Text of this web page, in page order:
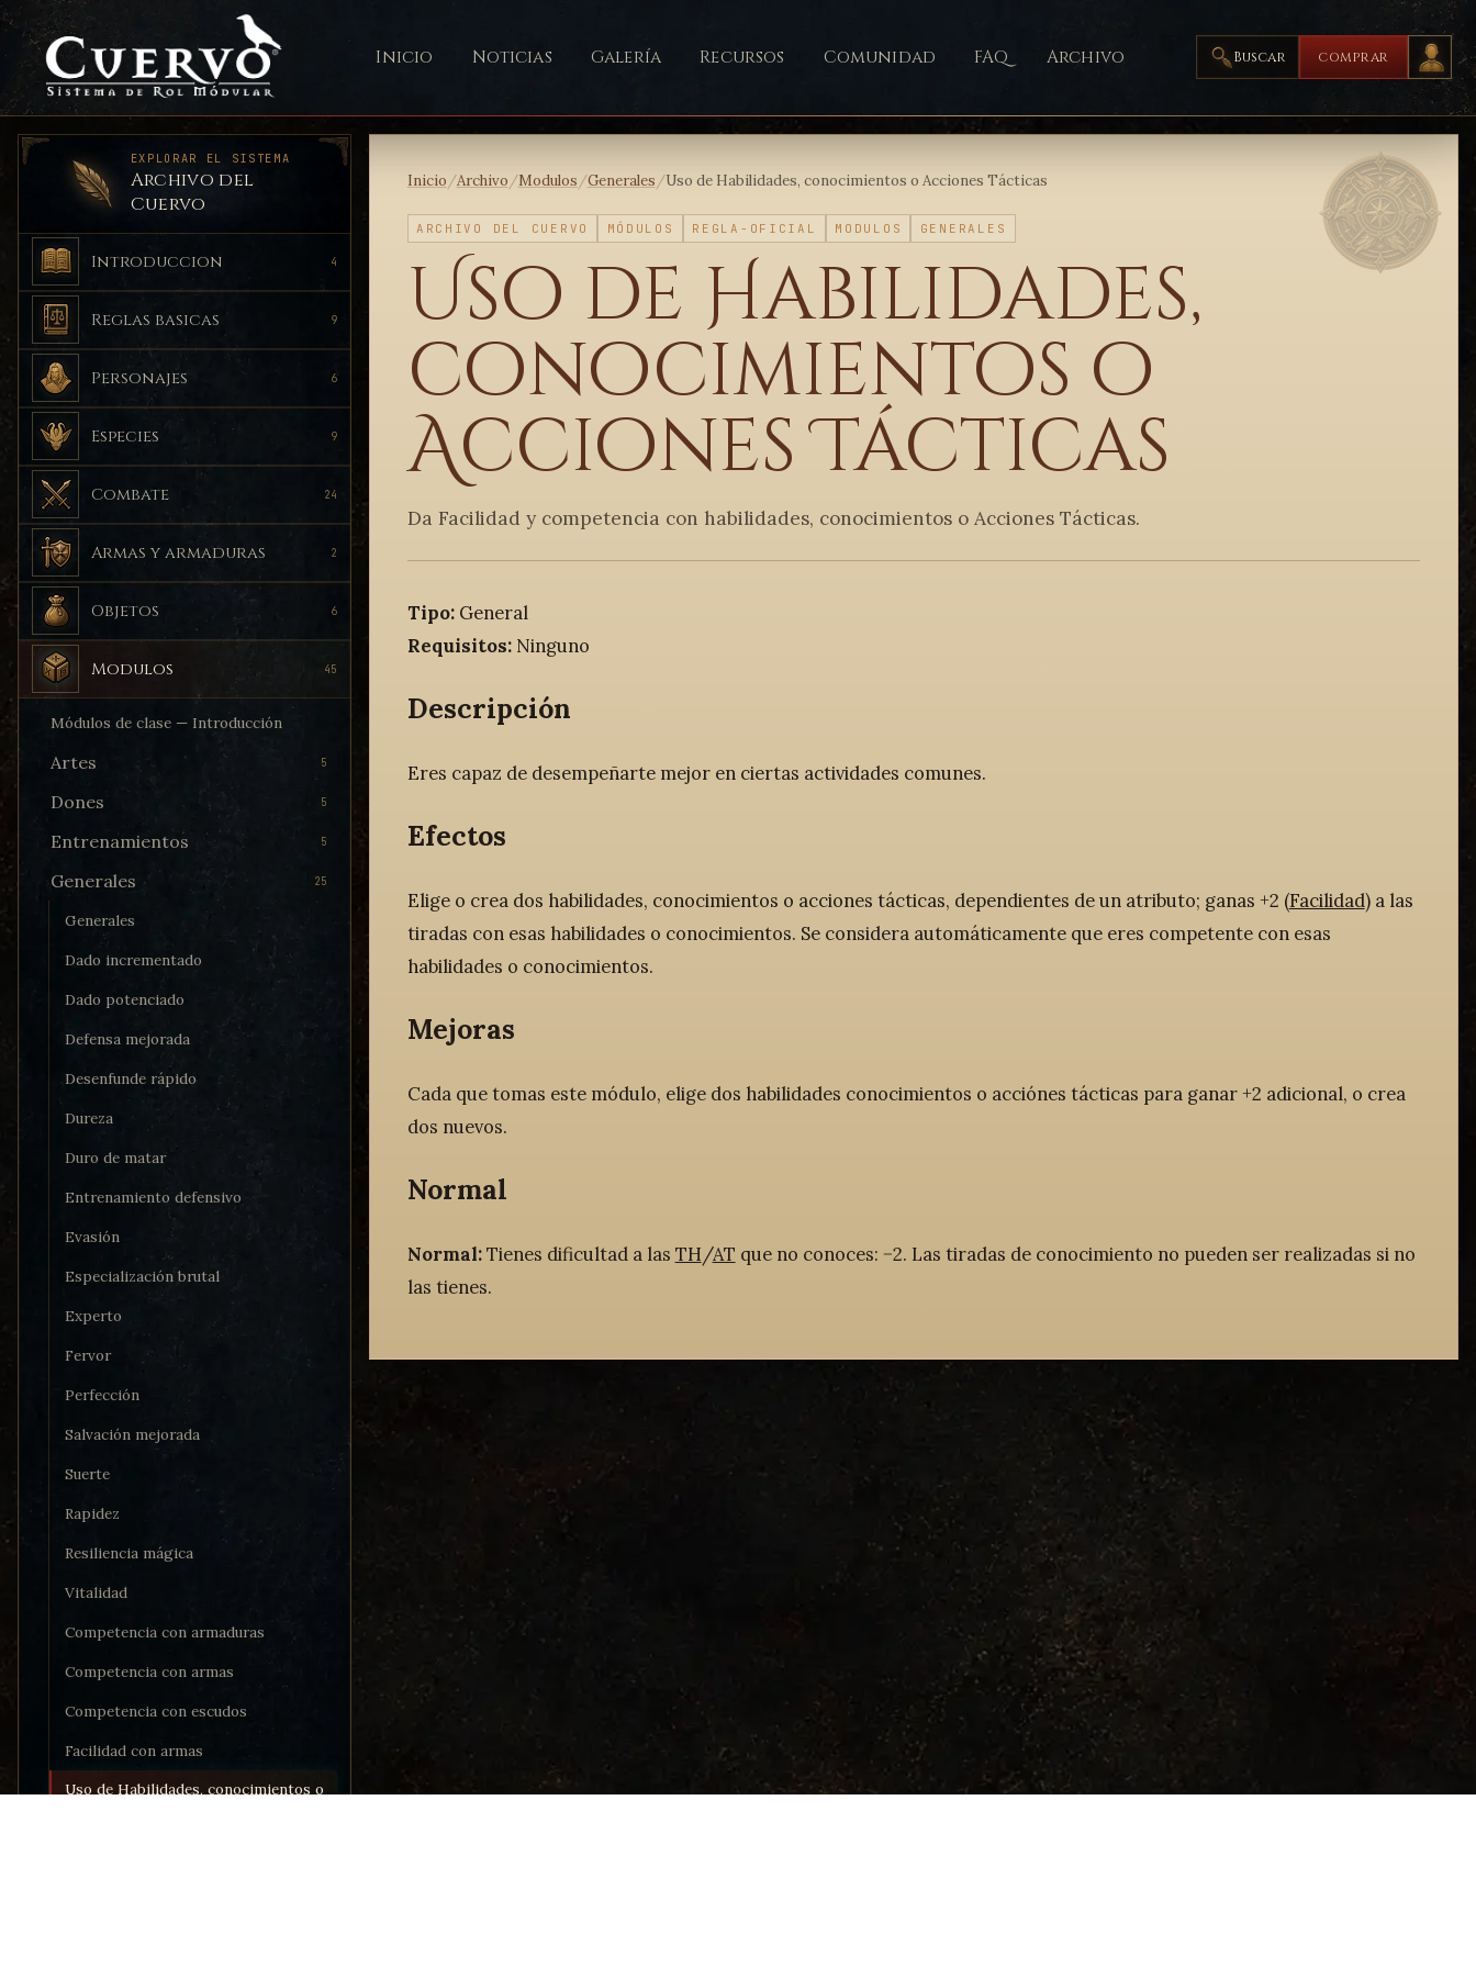
Inicio Noticias Galería Recursos Comunidad FAQ Archivo Buscar COMPRAR
EXPLORAR EL SISTEMA
Archivo del
Cuervo
Introduccion 4
Reglas basicas 9
Personajes 6
Especies 9
Combate 24
Armas y armaduras 2
Objetos 6
Modulos 45
Módulos de clase — Introducción
Artes 5
Dones 5
Entrenamientos 5
Generales 25
Generales
Dado incrementado
Dado potenciado
Defensa mejorada
Desenfunde rápido
Dureza
Duro de matar
Entrenamiento defensivo
Evasión
Especialización brutal
Experto
Fervor
Perfección
Salvación mejorada
Suerte
Rapidez
Resiliencia mágica
Vitalidad
Competencia con armaduras
Competencia con armas
Competencia con escudos
Facilidad con armas
Uso de Habilidades, conocimientos o
Inicio/Archivo/Modulos/Generales/Uso de Habilidades, conocimientos o Acciones Tácticas
ARCHIVO DEL CUERVO MÓDULOS REGLA-OFICIAL MODULOS GENERALES
Uso de Habilidades,
conocimientos o
Acciones Tácticas
Da Facilidad y competencia con habilidades, conocimientos o Acciones Tácticas.
Tipo:General
Requisitos:Ninguno
Descripción
Eres capaz de desempeñarte mejor en ciertas actividades comunes.
Efectos
Elige o crea dos habilidades, conocimientos o acciones tácticas, dependientes de un atributo; ganas +2 (Facilidad) a las
tiradas con esas habilidades o conocimientos. Se considera automáticamente que eres competente con esas
habilidades o conocimientos.
Mejoras
Cada que tomas este módulo, elige dos habilidades conocimientos o acciónes tácticas para ganar +2 adicional, o crea
dos nuevos.
Normal
Normal:Tienes dificultad a las TH/AT que no conoces: −2. Las tiradas de conocimiento no pueden ser realizadas si no
las tienes.